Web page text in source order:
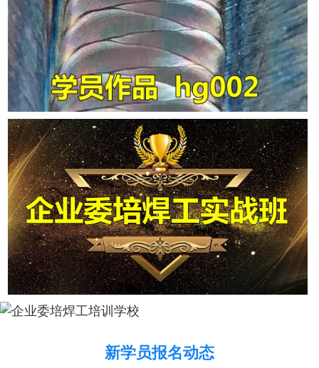
新学员报名动态
2026年8月6号_广西_谭同学（186****9408）报名:【空调维修实战班】